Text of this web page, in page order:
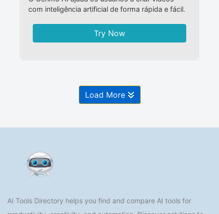
com inteligência artificial de forma rápida e fácil.
Try Now
Load More
AI Tools Directory helps you find and compare AI tools for